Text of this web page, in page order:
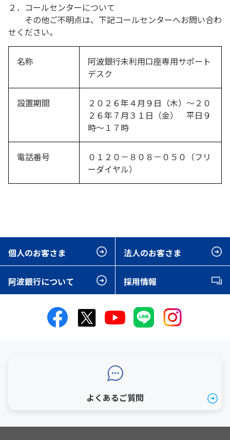
２．コールセンターについて
その他ご不明点は、下記コールセンターへお問い合わ
せください。
名称
阿波銀行未利用口座専用サポート
デスク
設置期間
２０２６年４月９日（木）～２０
２６年７月３１日（金） 平日９
時～１７時
電話番号
０１２０－８０８－０５０（フリ
ーダイヤル）
個人のお客さま 法人のお客さま
阿波銀行について 採用情報
よくあるご質問